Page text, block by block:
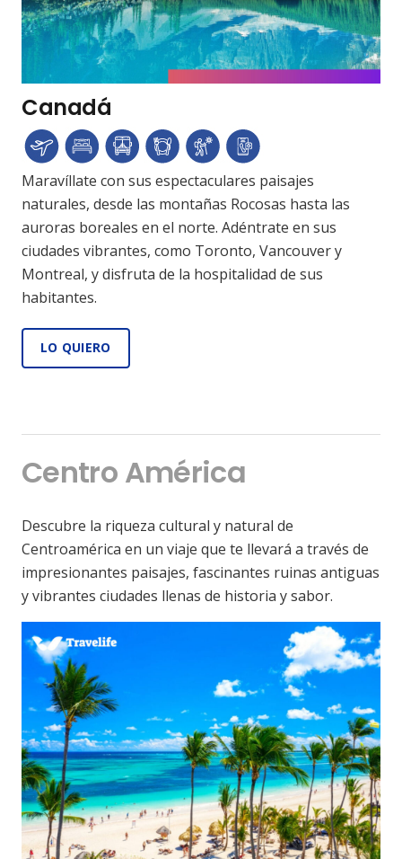
Canadá
Maravíllate con sus espectaculares paisajes
naturales, desde las montañas Rocosas hasta las
auroras boreales en el norte. Adéntrate en sus
ciudades vibrantes, como Toronto, Vancouver y
Montreal, y disfruta de la hospitalidad de sus
habitantes.
LO QUIERO
Centro América
Descubre la riqueza cultural y natural de
Centroamérica en un viaje que te llevará a través de
impresionantes paisajes, fascinantes ruinas antiguas
y vibrantes ciudades llenas de historia y sabor.